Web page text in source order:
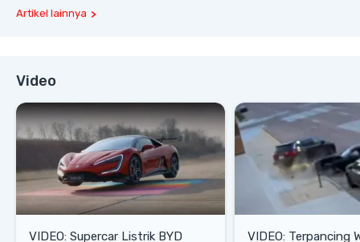
Artikel lainnya
Video
VIDEO: Supercar Listrik BYD VIDEO: Terpancing